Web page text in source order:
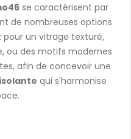
se caractérisent par
de nombreuses options
pour un vitrage texturé,
ou des motifs modernes
afin de concevoir une
qui s'harmonise